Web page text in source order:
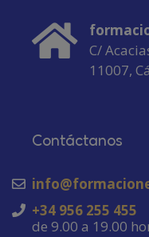
C/
11007,
Contáctanos
+34 956 255 455
de 9.00 a 19.00